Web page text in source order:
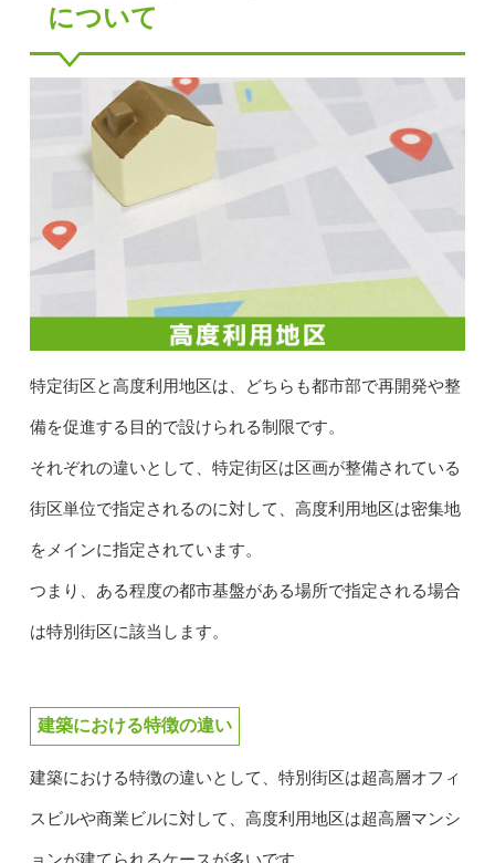
について
特定街区と高度利用地区は、どちらも都市部で再開発や整
備を促進する目的で設けられる制限です。
それぞれの違いとして、特定街区は区画が整備されている
街区単位で指定されるのに対して、高度利用地区は密集地
をメインに指定されています。
つまり、ある程度の都市基盤がある場所で指定される場合
は特別街区に該当します。
建築における特徴の違い
建築における特徴の違いとして、特別街区は超高層オフィ
スビルや商業ビルに対して、高度利用地区は超高層マンシ